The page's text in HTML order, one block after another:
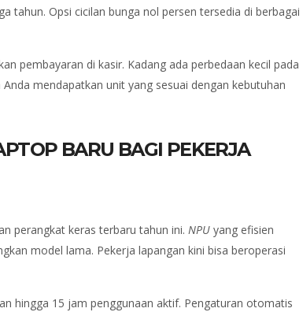
tahun. Opsi cicilan bunga nol persen tersedia di berbagai
pembayaran di kasir. Kadang ada perbedaan kecil pada
mendapatkan unit yang sesuai dengan kebutuhan
BARU BAGI PEKERJA
perangkat keras terbaru tahun ini. NPU yang efisien
model lama. Pekerja lapangan kini bisa beroperasi
hingga 15 jam penggunaan aktif. Pengaturan otomatis